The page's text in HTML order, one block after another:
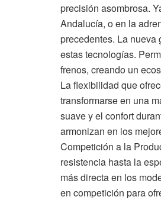
precisión asombrosa.
Andalucía, o en la
precedentes. La nueva
estas tecnologías.
frenos, creando un
La flexibilidad que
transformarse en una
suave y el confort
armonizan en los
Competición a la
resistencia hasta la
más directa en los
en competición para